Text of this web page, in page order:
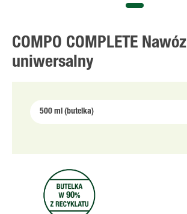
COMPO COMPLETE Nawóz
uniwersalny